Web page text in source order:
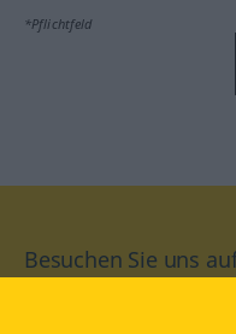
*Pflichtfeld
Besuchen Sie uns